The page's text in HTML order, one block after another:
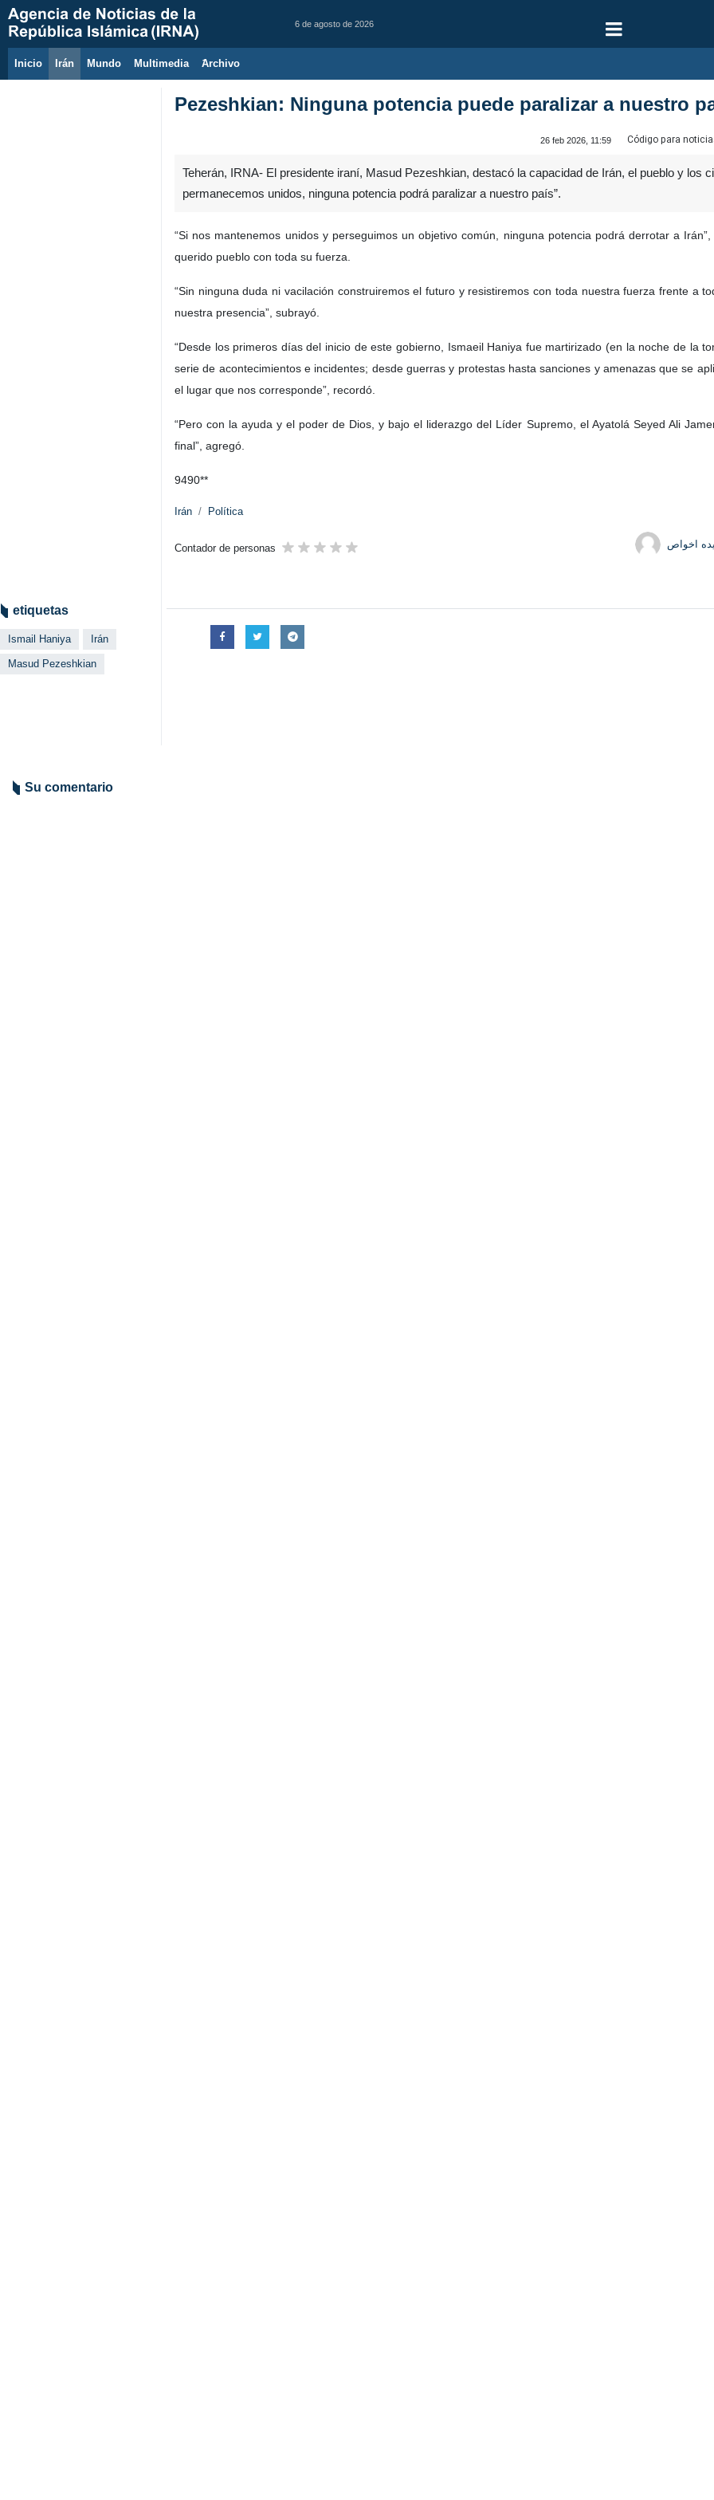
6 de agosto de 2026
Inicio Irán Mundo Multimedia َArchivo
Pezeshkian: Ninguna potencia puede paralizar a nuestro
26 feb 2026, 11:59 Código para
Teherán, IRNA- El presidente iraní, Masud Pezeshkian, destacó la capacidad de Irán, el pueblo y los
permanecemos unidos, ninguna potencia podrá paralizar a nuestro país”.
“Si nos mantenemos unidos y perseguimos un objetivo común, ninguna potencia podrá derrotar a
querido pueblo con toda su fuerza.
“Sin ninguna duda ni vacilación construiremos el futuro y resistiremos con toda nuestra fuerza frente a
nuestra presencia”, subrayó.
“Desde los primeros días del inicio de este gobierno, Ismaeil Haniya fue martirizado (en la noche de la
serie de acontecimientos e incidentes; desde guerras y protestas hasta sanciones y amenazas que se
el lugar que nos corresponde”, recordó.
“Pero con la ayuda y el poder de Dios, y bajo el liderazgo del Líder Supremo, el Ayatolá Seyed Ali
final”, agregó.
9490**
Irán Política
Contador de personas اخواص
etiquetas
Ismail Haniya Irán
Masud Pezeshkian